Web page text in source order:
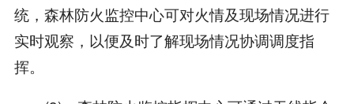
统，森林防火监控中心可对火情及现场情况进行
实时观察，以便及时了解现场情况协调调度指
挥。